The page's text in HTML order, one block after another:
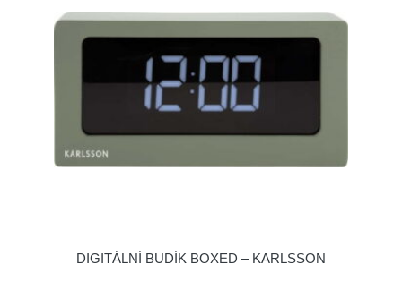
DIGITÁLNÍ BUDÍK BOXED – KARLSSON